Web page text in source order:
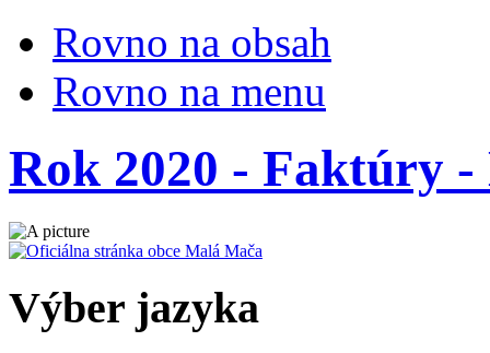
Rovno na obsah
Rovno na menu
Rok 2020 - Faktúry
Výber jazyka